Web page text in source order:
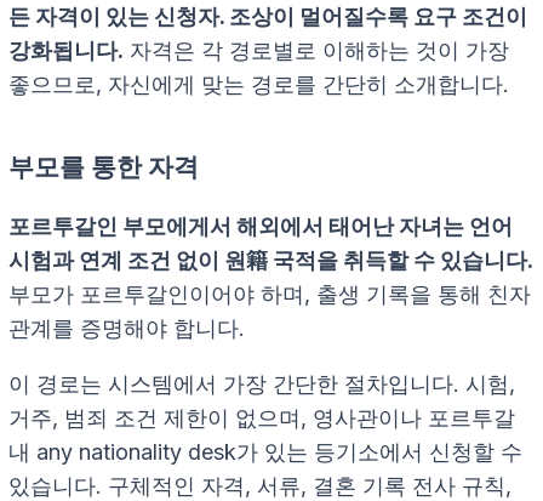
든 자격이 있는 신청자. 조상이 멀어질수록 요구 조건이
강화됩니다. 자격은 각 경로별로 이해하는 것이 가장
좋으므로, 자신에게 맞는 경로를 간단히 소개합니다.
부모를 통한 자격
포르투갈인 부모에게서 해외에서 태어난 자녀는 언어
시험과 연계 조건 없이 원籍 국적을 취득할 수 있습니다.
부모가 포르투갈인이어야 하며, 출생 기록을 통해 친자
관계를 증명해야 합니다.
이 경로는 시스템에서 가장 간단한 절차입니다. 시험,
거주, 범죄 조건 제한이 없으며, 영사관이나 포르투갈
내 any nationality desk가 있는 등기소에서 신청할 수
있습니다. 구체적인 자격, 서류, 결혼 기록 전사 규칙,